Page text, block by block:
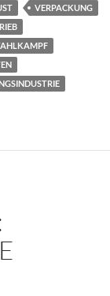
VERPACKUNG